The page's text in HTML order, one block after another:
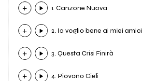
1. Canzone Nuova
2. Io voglio bene ai miei amici
3. Questa Crisi Finirà
4. Piovono Cieli